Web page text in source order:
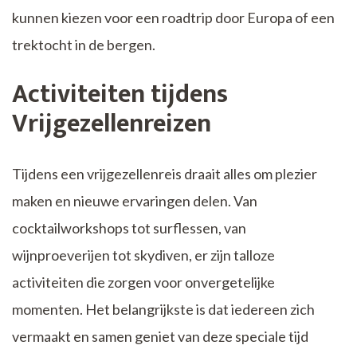
kunnen kiezen voor een roadtrip door Europa of een
trektocht in de bergen.
Activiteiten tijdens
Vrijgezellenreizen
Tijdens een vrijgezellenreis draait alles om plezier
maken en nieuwe ervaringen delen. Van
cocktailworkshops tot surflessen, van
wijnproeverijen tot skydiven, er zijn talloze
activiteiten die zorgen voor onvergetelijke
momenten. Het belangrijkste is dat iedereen zich
vermaakt en samen geniet van deze speciale tijd